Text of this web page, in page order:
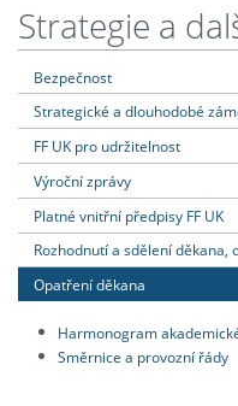
Strategie a
Bezpečnost
Strategické a dlouhodobé
FF UK pro udržitelnost
Výroční zprávy
Platné vnitřní předpisy FF UK
Rozhodnutí a sdělení
Opatření děkana
Harmonogram
Směrnice a provozní řády